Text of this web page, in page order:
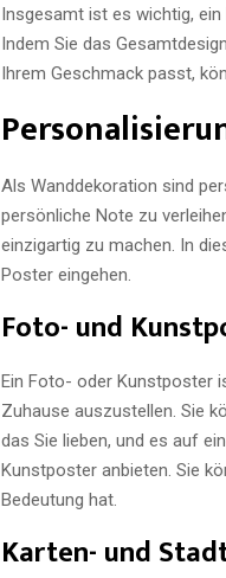
Insgesamt ist es wichtig,
Indem Sie das
Ihrem Geschmack passt,
Als Wanddekoration sind
persönliche Note zu
einzigartig zu machen. In
Poster eingehen.
Foto- und
Ein Foto- oder Kunstposter
Zuhause auszustellen. Sie
das Sie lieben, und es auf
Kunstposter anbieten. Sie
Bedeutung hat.
Karten- und